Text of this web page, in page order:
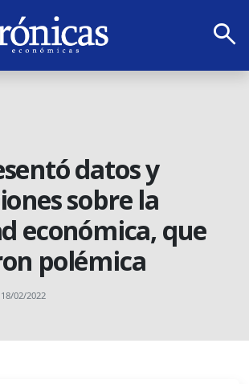
search
datos y
sobre la
económica, que
polémica
02/2022